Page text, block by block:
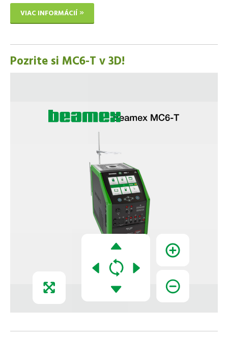
VIAC INFORMÁCIÍ
Pozrite si MC6-T v 3D!